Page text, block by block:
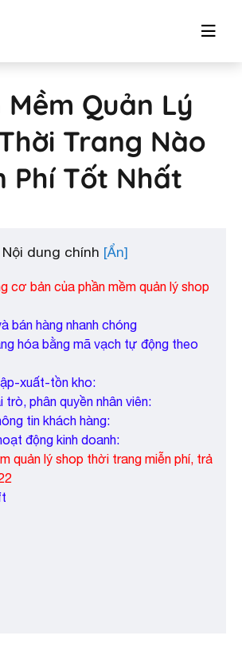
Mềm Quản Lý
Trang Nào
Phí Tốt Nhất
Nội dung chính
cơ bản của phần mềm quản lý shop
bán hàng nhanh chóng
hóa bằng mã vạch tự động theo
xuất-tồn kho:
trò, phân quyền nhân viên:
tin khách hàng:
động kinh doanh:
quản lý shop thời trang miễn phí, trả